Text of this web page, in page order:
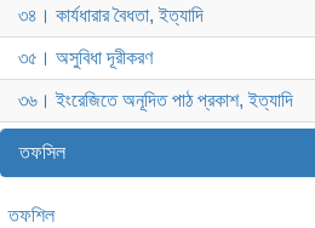
৩৪। কার্যধারার বৈধতা, ইত্যাদি
৩৫। অসুবিধা দূরীকরণ
৩৬। ইংরেজিতে অনূদিত পাঠ প্রকাশ, ইত্যাদি
তফসিল
তফশিল